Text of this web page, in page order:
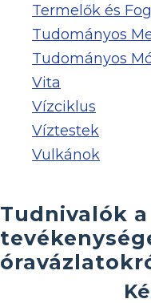
Termelők és
Tudományos
Tudományos
Vita
Vízciklus
Víztestek
Vulkánok
Tudnivalók